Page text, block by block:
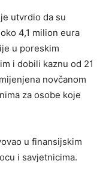
utvrdio da su
4,1 milion eura
u poreskim
i dobili kaznu od 21
novčanom
za osobe koje
u finansijskim
i savjetnicima.